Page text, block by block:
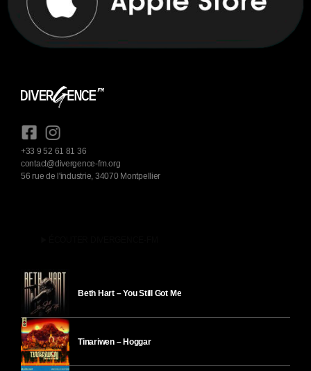
+33 9 52 61 81 36
contact@divergence-fm.org
56 rue de l'industrie, 34070 Montpellier
Beth Hart – You Still Got Me
Tinariwen – Hoggar